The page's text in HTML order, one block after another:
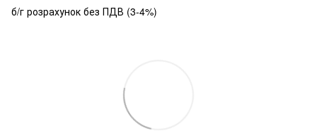
б/г розрахунок без ПДВ (3-4%)